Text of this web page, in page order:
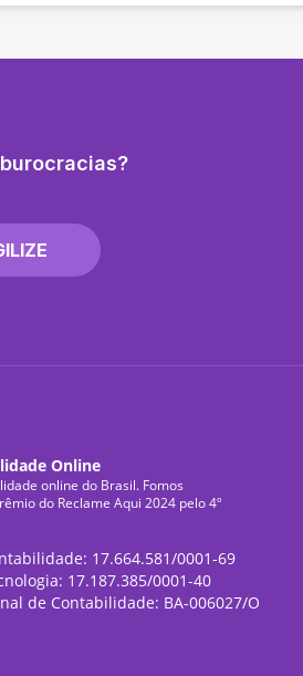
Online
online do Brasil. Fomos
do Reclame Aqui 2024 pelo 4º
17.664.581/0001-69
17.187.385/0001-40
de Contabilidade: BA-006027/O